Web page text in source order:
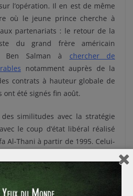
l’opération. Il en est de même
où le jeune prince cherche à
partenariats : le retour de la
du grand frère américain
Ben Salman à chercher de
notamment auprès de la
contrats à hauteur globale de
été signés fin août.
similitudes avec la stratégie
le coup d’état libéral réalisé
Al-Thani à partir de 1995. Celui-
aux élections. Il en va de même
où l’Arabie saoudite tente 20
conformer aux conseils des